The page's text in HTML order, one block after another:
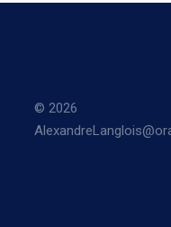
© 2026